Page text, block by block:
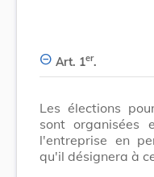
Art. 1er.
Les élections
sont organisées
l'entreprise en
qu'il désignera à